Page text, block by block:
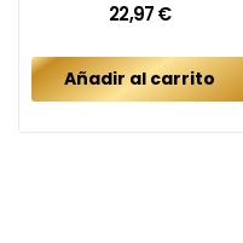
22,97 €
Añadir al carrito